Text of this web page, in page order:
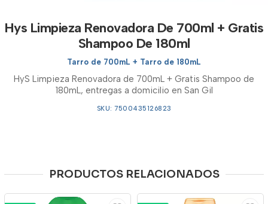
Hys Limpieza Renovadora De 700ml + Gratis
Shampoo De 180ml
Tarro de 700mL + Tarro de 180mL
HyS Limpieza Renovadora de 700mL + Gratis Shampoo de
180mL, entregas a domicilio en San Gil
SKU: 7500435126823
PRODUCTOS RELACIONADOS